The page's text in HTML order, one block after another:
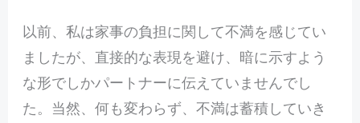
以前、私は家事の負担に関して不満を感じてい
ましたが、直接的な表現を避け、暗に示すよう
な形でしかパートナーに伝えていませんでし
た。当然、何も変わらず、不満は蓄積していき